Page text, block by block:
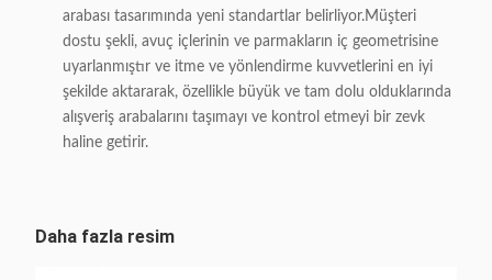
arabası tasarımında yeni standartlar belirliyor.Müşteri
dostu şekli, avuç içlerinin ve parmakların iç geometrisine
uyarlanmıştır ve itme ve yönlendirme kuvvetlerini en iyi
şekilde aktararak, özellikle büyük ve tam dolu olduklarında
alışveriş arabalarını taşımayı ve kontrol etmeyi bir zevk
haline getirir.
Daha fazla resim